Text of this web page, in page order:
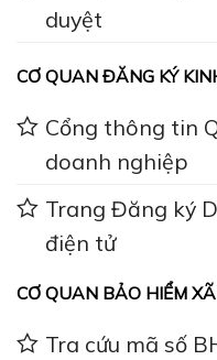
duyệt
CƠ QUAN ĐĂNG KÝ
Cổng thông tin
doanh nghiệp
Trang Đăng ký
điện tử
CƠ QUAN BẢO HIỂM
Tra cứu mã số